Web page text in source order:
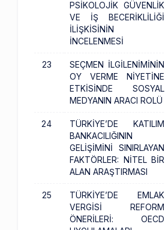
PSİKOLOJİK GÜVENLİK
VE İŞ BECERİKLİLİĞİ
İLİŞKİSİNİN
İNCELENMESİ
23
SEÇMEN İLGİLENİMİNİN
OY VERME NİYETİNE
ETKİSİNDE SOSYAL
MEDYANIN ARACI ROLÜ
24
TÜRKİYE’DE KATILIM
BANKACILIĞININ
GELİŞİMİNİ SINIRLAYAN
FAKTÖRLER: NİTEL BİR
ALAN ARAŞTIRMASI
25
TÜRKİYE’DE EMLAK
VERGİSİ REFORM
ÖNERİLERİ: OECD